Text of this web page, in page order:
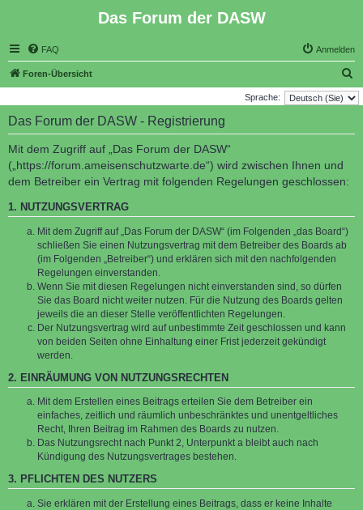
Das Forum der DASW
FAQ Anmelden
Foren-Übersicht
u
Sprache:
Das Forum der DASW - Registrierung
Mit dem Zugriff auf „Das Forum der DASW“
(„https://forum.ameisenschutzwarte.de“) wird zwischen Ihnen und
dem Betreiber ein Vertrag mit folgenden Regelungen geschlossen:
1. NUTZUNGSVERTRAG
Mit dem Zugriff auf „Das Forum der DASW“ (im Folgenden „das Board“)
schließen Sie einen Nutzungsvertrag mit dem Betreiber des Boards ab
(im Folgenden „Betreiber“) und erklären sich mit den nachfolgenden
Regelungen einverstanden.
Wenn Sie mit diesen Regelungen nicht einverstanden sind, so dürfen
Sie das Board nicht weiter nutzen. Für die Nutzung des Boards gelten
jeweils die an dieser Stelle veröffentlichten Regelungen.
Der Nutzungsvertrag wird auf unbestimmte Zeit geschlossen und kann
von beiden Seiten ohne Einhaltung einer Frist jederzeit gekündigt
werden.
2. EINRÄUMUNG VON NUTZUNGSRECHTEN
Mit dem Erstellen eines Beitrags erteilen Sie dem Betreiber ein
einfaches, zeitlich und räumlich unbeschränktes und unentgeltliches
Recht, Ihren Beitrag im Rahmen des Boards zu nutzen.
Das Nutzungsrecht nach Punkt 2, Unterpunkt a bleibt auch nach
Kündigung des Nutzungsvertrages bestehen.
3. PFLICHTEN DES NUTZERS
Sie erklären mit der Erstellung eines Beitrags, dass er keine Inhalte